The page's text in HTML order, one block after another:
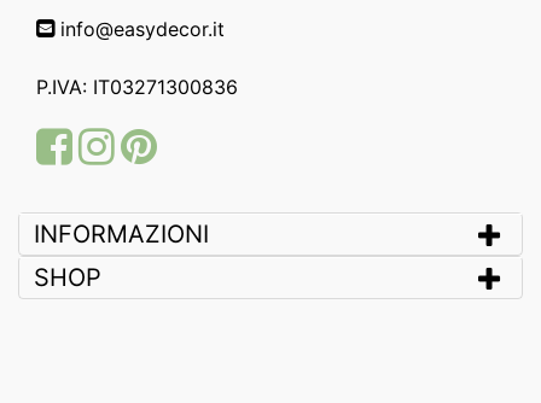
info@easydecor.it
P.IVA: IT03271300836
FacebookInstagram
Pinterest
INFORMAZIONI
SHOP